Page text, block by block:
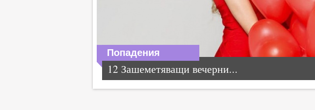
Попадения
12 Зашеметяващи вечерни...